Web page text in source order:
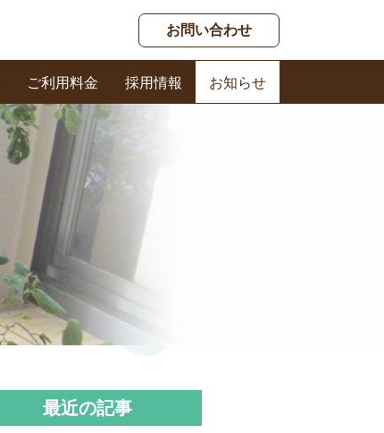
お問い合わせ
ご利用料金
春日ケアセンター
採用情報 お知らせ
最近の記事